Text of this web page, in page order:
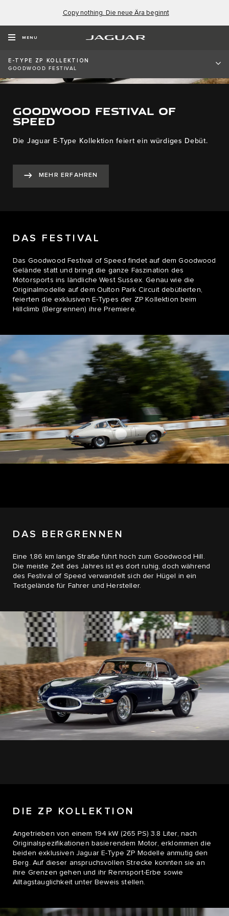
Copy nothing. Die neue Ära beginnt
MENU
E-TYPE ZP KOLLEKTION
GOODWOOD FESTIVAL
GOODWOOD FESTIVAL OF
SPEED
Die Jaguar E-Type Kollektion feiert ein würdiges Debüt.
MEHR ERFAHREN
DAS FESTIVAL
Das Goodwood Festival of Speed findet auf dem Goodwood
Gelände statt und bringt die ganze Faszination des
Motorsports ins ländliche West Sussex. Genau wie die
Originalmodelle auf dem Oulton Park Circuit debütierten,
feierten die exklusiven E-Types der ZP Kollektion beim
Hillclimb (Bergrennen) ihre Premiere.
DAS BERGRENNEN
Eine 1,86 km lange Straße führt hoch zum Goodwood Hill.
Die meiste Zeit des Jahres ist es dort ruhig, doch während
des Festival of Speed verwandelt sich der Hügel in ein
Testgelände für Fahrer und Hersteller.
DIE ZP KOLLEKTION
Angetrieben von einem 194 kW (265 PS) 3.8 Liter, nach
Originalspezifikationen basierendem Motor, erklommen die
beiden exklusiven Jaguar E-Type ZP Modelle anmutig den
Berg. Auf dieser anspruchsvollen Strecke konnten sie an
ihre Grenzen gehen und ihr Rennsport-Erbe sowie
Alltagstauglichkeit unter Beweis stellen.